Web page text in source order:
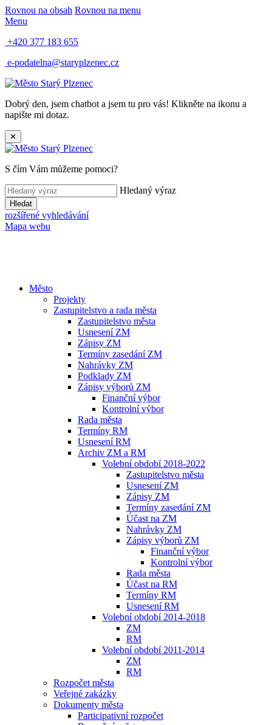
Rovnou na obsah Rovnou na menu
Menu
+420 377 183 655
e-podatelna@staryplzenec.cz
Dobrý den, jsem chatbot a jsem tu pro vás! Klikněte na ikonu a
napište mi dotaz.
✕
S čím Vám můžeme pomoci?
Hledaný výraz
Hledat
rozšířené vyhledávání
Mapa webu
Město
Projekty
Zastupitelstvo a rada města
Zastupitelstvo města
Usnesení ZM
Zápisy ZM
Termíny zasedání ZM
Nahrávky ZM
Podklady ZM
Zápisy výborů ZM
Finanční výbor
Kontrolní výbor
Rada města
Termíny RM
Usnesení RM
Archiv ZM a RM
Volební období 2018-2022
Zastupitelstvo města
Usnesení ZM
Zápisy ZM
Termíny zasedání ZM
Účast na ZM
Nahrávky ZM
Zápisy výborů ZM
Finanční výbor
Kontrolní výbor
Rada města
Účast na RM
Termíny RM
Usnesení RM
Volební období 2014-2018
ZM
RM
Volební období 2011-2014
ZM
RM
Rozpočet města
Veřejné zakázky
Dokumenty města
Participativní rozpočet